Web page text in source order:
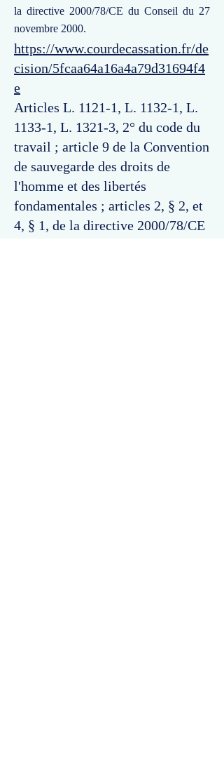
la directive 2000/78/CE du Conseil du 27
novembre 2000.
https://www.courdecassation.fr/de
cision/5fcaa64a16a4a79d31694f4
e
Articles L. 1121-1, L. 1132-1, L.
1133-1, L. 1321-3, 2° du code du
travail ; article 9 de la Convention
de sauvegarde des droits de
l'homme et des libertés
fondamentales ; articles 2, § 2, et
4, § 1, de la directive 2000/78/CE